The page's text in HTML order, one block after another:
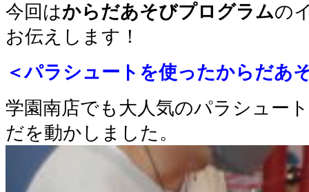
今回はからだあそびプログラムの
お伝えします！
＜パラシュートを使ったからだあ
学園南店でも大人気のパラシュー
だを動かしました。